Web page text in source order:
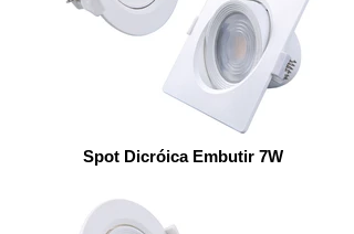
Spot Dicróica Embutir 7W